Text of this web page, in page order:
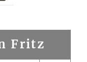
Fritz